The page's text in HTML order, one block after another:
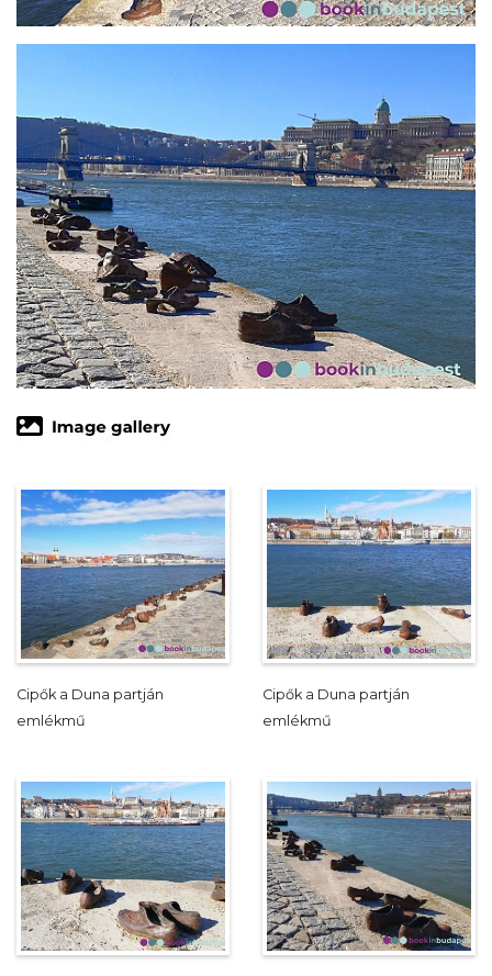
Cipők a Duna partján
emlékmű
Cipők a Duna partján
emlékmű